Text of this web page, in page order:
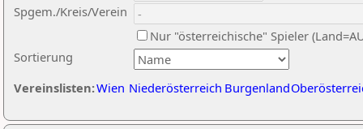
Sortierung
Spgem./Kreis/Verein
Nur "österreichische" Spieler
Vereinslisten:Wien Niederösterreich Burgenland